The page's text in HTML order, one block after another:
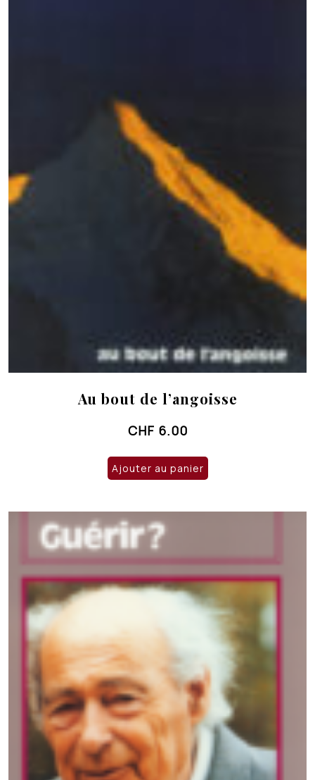
Au bout de l’angoisse
CHF 6.00
Ajouter au panier